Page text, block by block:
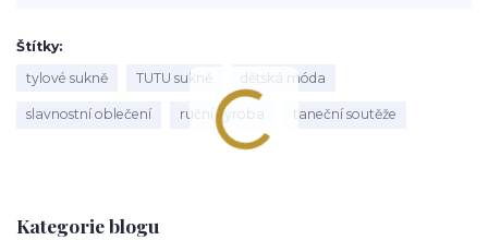
Kategorie blogu
Štítky
tylové sukně
TUTU sukně dětská móda
slavnostní oblečení ruční výroba taneční soutěže